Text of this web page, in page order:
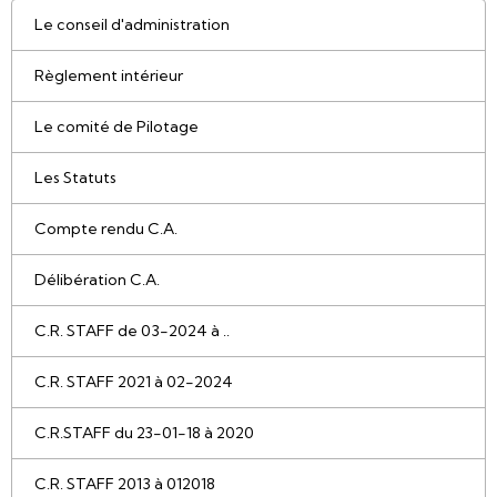
Le conseil d'administration
Règlement intérieur
Le comité de Pilotage
Les Statuts
Compte rendu C.A.
Délibération C.A.
C.R. STAFF de 03-2024 à ..
C.R. STAFF 2021 à 02-2024
C.R.STAFF du 23-01-18 à 2020
C.R. STAFF 2013 à 012018